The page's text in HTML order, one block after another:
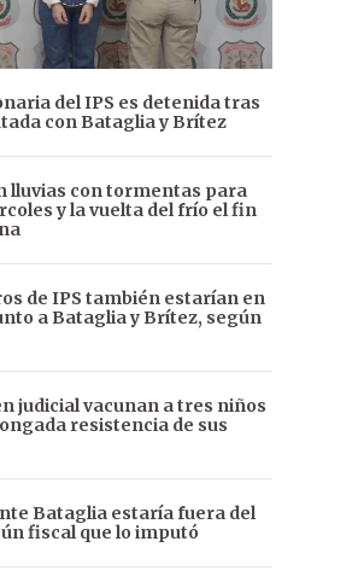
del IPS es detenida tras
con Bataglia y Brítez
lluvias con tormentas para
y la vuelta del frío el fin
de IPS también estarían en
a Bataglia y Brítez, según
judicial vacunan a tres niños
resistencia de sus
Bataglia estaría fuera del
fiscal que lo imputó